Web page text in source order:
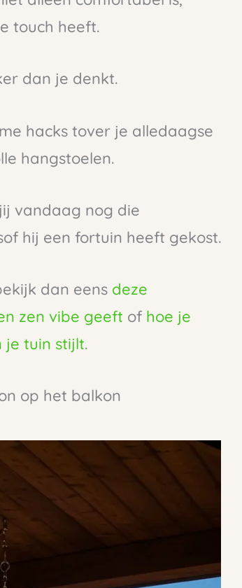
touch heeft.
dan je denkt.
hacks tover je alledaagse
hangstoelen.
vandaag nog die
hij een fortuin heeft gekost.
dan eens deze
zen vibe geeft of hoe je
je tuin stijlt.
op het balkon